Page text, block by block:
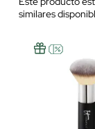
similares